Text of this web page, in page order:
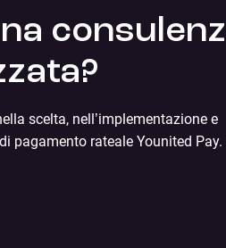
scelta, nell’implementazione e
pagamento rateale Younited Pay.